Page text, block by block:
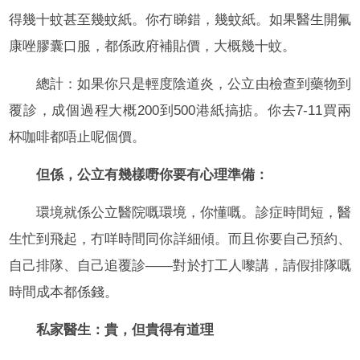
得幾十蚊甚至幾蚊紙。你冇睇錯，幾蚊紙。如果醫生開氟
康唑膠囊口服，都係政府補貼價，大概幾十蚊。
總計：如果你只是輕度陰道炎，公立由檢查到藥物到
覆診，成個過程大概200到500港紙搞掂。你去7-11買兩
杯咖啡都唔止呢個價。
但係，公立有幾樣嘢你要有心理準備：
環境就係公立醫院嘅環境，你懂嘅。診症時間短，醫
生忙到飛起，冇咩時間同你詳細傾。而且你要自己預約、
自己排隊、自己追覆診——對於打工人嚟講，請假排隊嘅
時間成本都係錢。
私家醫生：貴，但貴得有道理